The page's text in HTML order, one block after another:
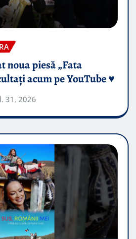
noua piesă „Fata
acum pe YouTube ♥️
31, 2026